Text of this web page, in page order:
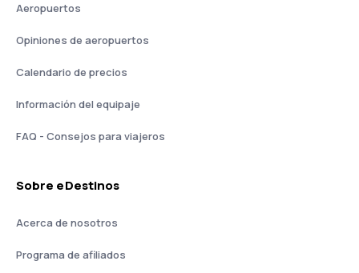
Aeropuertos
Opiniones de aeropuertos
Calendario de precios
Información del equipaje
FAQ - Consejos para viajeros
Sobre eDestinos
Acerca de nosotros
Programa de afiliados